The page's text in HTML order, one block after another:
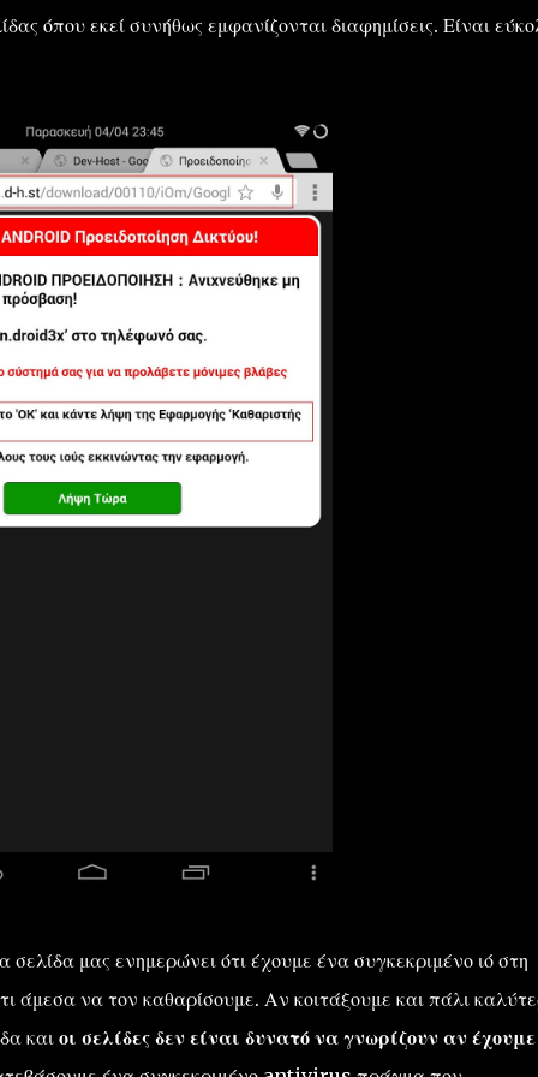
όπου εκεί συνήθως εμφανίζονται διαφημίσεις. Είναι
μας ενημερώνει ότι έχουμε ένα συγκεκριμένο ιό στη
άμεσα να τον καθαρίσουμε. Αν κοιτάξουμε και πάλι
και οι σελίδες δεν είναι δυνατό να γνωρίζουν αν έχουμε